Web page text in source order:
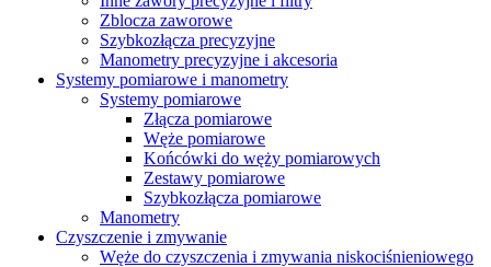
Zblocza zaworowe
Szybkozłącza precyzyjne
Manometry precyzyjne i akcesoria
Systemy pomiarowe i manometry
Systemy pomiarowe
Złącza pomiarowe
Węże pomiarowe
Końcówki do węży pomiarowych
Zestawy pomiarowe
Szybkozłącza pomiarowe
Manometry
Czyszczenie i zmywanie
Węże do czyszczenia i zmywania niskociśnieniowego